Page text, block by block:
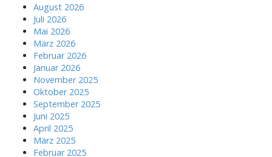
August 2026
Juli 2026
Mai 2026
März 2026
Februar 2026
Januar 2026
November 2025
Oktober 2025
September 2025
Juni 2025
April 2025
März 2025
Februar 2025